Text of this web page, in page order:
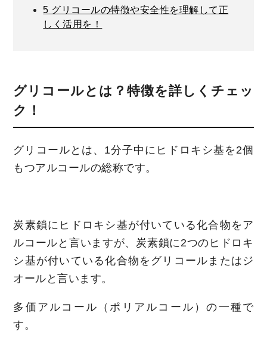
5 グリコールの特徴や安全性を理解して正
しく活用を！
グリコールとは？特徴を詳しくチェッ
ク！
グリコールとは、1分子中にヒドロキシ基を2個
もつアルコールの総称です。
炭素鎖にヒドロキシ基が付いている化合物をア
ルコールと言いますが、炭素鎖に2つのヒドロキ
シ基が付いている化合物をグリコールまたはジ
オールと言います。
多価アルコール（ポリアルコール）の一種で
す。